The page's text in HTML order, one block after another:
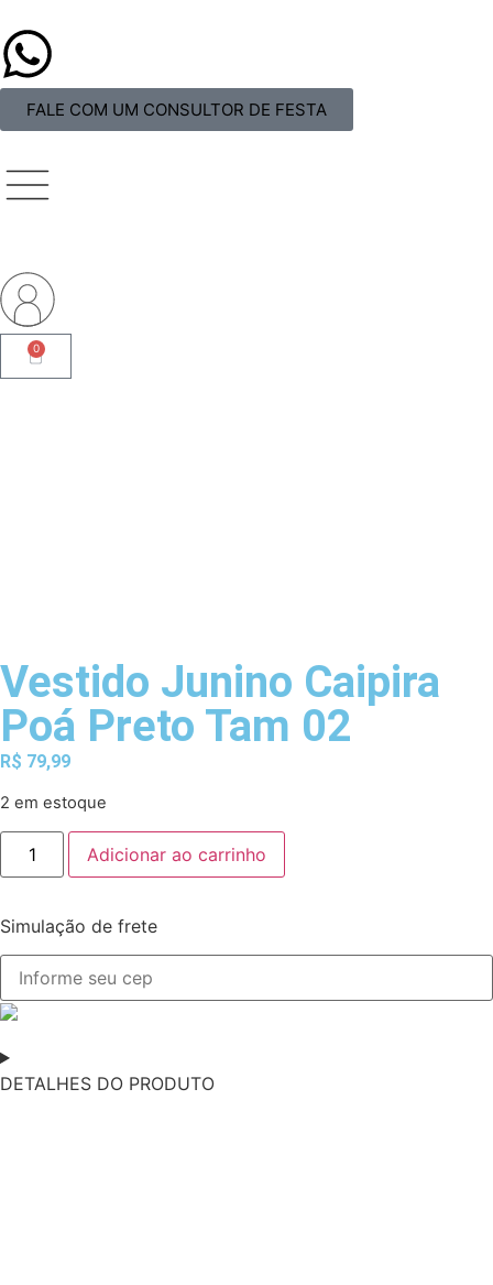
FALE COM UM CONSULTOR DE FESTA
0
Vestido Junino Caipira
Poá Preto Tam 02
R$ 79,99
2 em estoque
Adicionar ao carrinho
Simulação de frete
DETALHES DO PRODUTO